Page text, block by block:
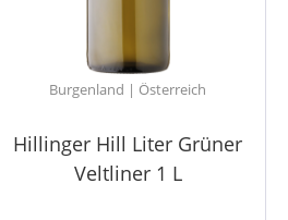
Burgenland | Österreich
Hillinger Hill Liter Grüner
Veltliner 1 L